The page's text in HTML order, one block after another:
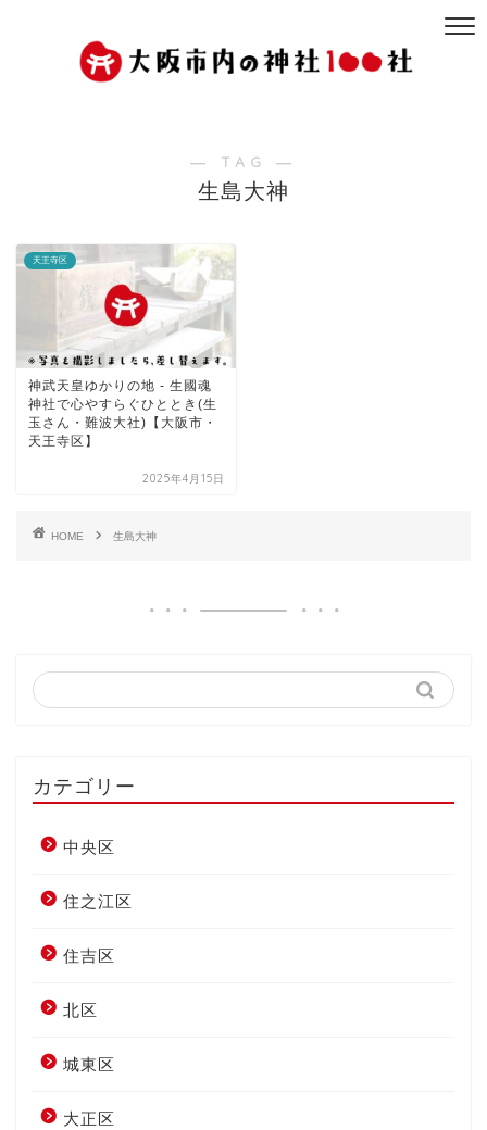
― TAG ―
生島大神
天王寺区
神武天皇ゆかりの地 - 生國魂
神社で心やすらぐひととき(生
玉さん・難波大社)【大阪市・
天王寺区】
2025年4月15日
HOME 生島大神
カテゴリー
中央区
住之江区
住吉区
北区
城東区
大正区